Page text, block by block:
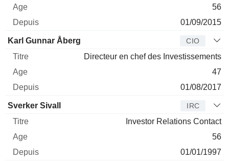
56
01/09/2015
Karl Gunnar Åberg CIO
Directeur en chef des Investissements
47
01/08/2017
Sverker Sivall IRC
Investor Relations Contact
56
01/01/1997